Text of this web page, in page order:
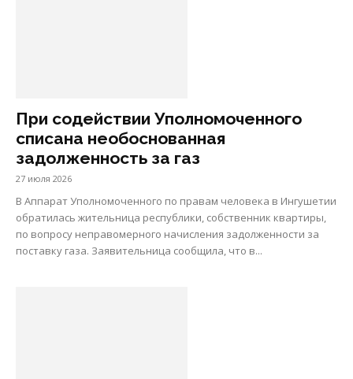
При содействии Уполномоченного
списана необоснованная
задолженность за газ
27 июля 2026
В Аппарат Уполномоченного по правам человека в Ингушетии
обратилась жительница республики, собственник квартиры,
по вопросу неправомерного начисления задолженности за
поставку газа. Заявительница сообщила, что в...